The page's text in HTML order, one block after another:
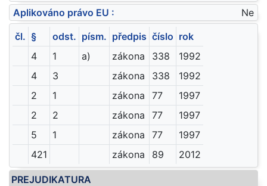
Aplikováno právo EU :
Ne
čl. § odst. písm. předpis číslo rok
4
1 a) zákona 338
1992
4
3 zákona 338
1992
2
1 zákona 77
1997
2
2 zákona 77
1997
5
1 zákona 77
1997
421
zákona 89 2012
PREJUDIKATURA